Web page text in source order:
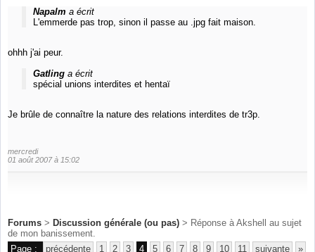
Napalm a écrit
L'emmerde pas trop, sinon il passe au .jpg fait maison.
ohhh j'ai peur.
Gatlinga écrit
spécial unions interdites et hentaï
Je brûle de connaître la nature des relations interdites de tr3p.
mercredi
01 août 2007 à 15:02
Forums > Discussion générale (ou pas) > Réponse à Akshell au sujet
de mon banissement.
Page :
précédente 1 2 3 4 5 6 7 8 9 10 11 suivante »